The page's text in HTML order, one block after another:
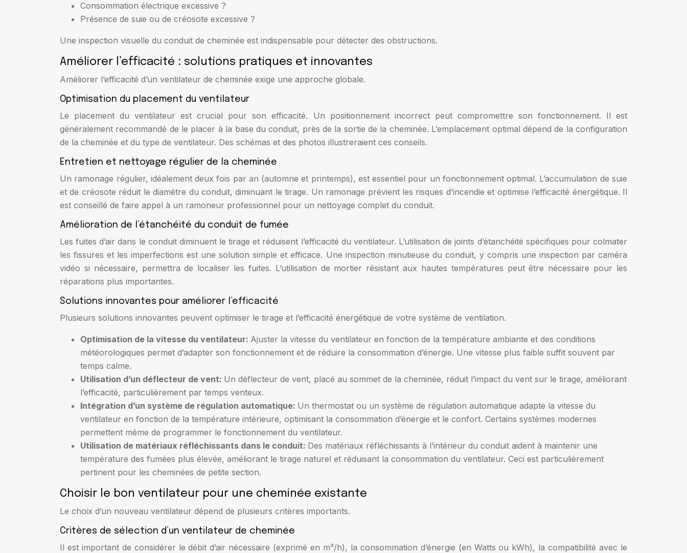
Consommation électrique excessive ?
Présence de suie ou de créosote excessive ?
Une inspection visuelle du conduit de cheminée est indispensable pour détecter des obstructions.
Améliorer l’efficacité : solutions pratiques et innovantes
Améliorer l’efficacité d’un ventilateur de cheminée exige une approche globale.
Optimisation du placement du ventilateur
Le placement du ventilateur est crucial pour son efficacité. Un positionnement incorrect peut compromettre son fonctionnement. Il est
généralement recommandé de le placer à la base du conduit, près de la sortie de la cheminée. L’emplacement optimal dépend de la configuration
de la cheminée et du type de ventilateur. Des schémas et des photos illustreraient ces conseils.
Entretien et nettoyage régulier de la cheminée
Un ramonage régulier, idéalement deux fois par an (automne et printemps), est essentiel pour un fonctionnement optimal. L’accumulation de suie
et de créosote réduit le diamètre du conduit, diminuant le tirage. Un ramonage prévient les risques d’incendie et optimise l’efficacité énergétique. Il
est conseillé de faire appel à un ramoneur professionnel pour un nettoyage complet du conduit.
Amélioration de l’étanchéité du conduit de fumée
Les fuites d’air dans le conduit diminuent le tirage et réduisent l’efficacité du ventilateur. L’utilisation de joints d’étanchéité spécifiques pour colmater
les fissures et les imperfections est une solution simple et efficace. Une inspection minutieuse du conduit, y compris une inspection par caméra
vidéo si nécessaire, permettra de localiser les fuites. L’utilisation de mortier résistant aux hautes températures peut être nécessaire pour les
réparations plus importantes.
Solutions innovantes pour améliorer l’efficacité
Plusieurs solutions innovantes peuvent optimiser le tirage et l’efficacité énergétique de votre système de ventilation.
Optimisation de la vitesse du ventilateur: Ajuster la vitesse du ventilateur en fonction de la température ambiante et des conditions
météorologiques permet d’adapter son fonctionnement et de réduire la consommation d’énergie. Une vitesse plus faible suffit souvent par
temps calme.
Utilisation d’un déflecteur de vent: Un déflecteur de vent, placé au sommet de la cheminée, réduit l’impact du vent sur le tirage, améliorant
l’efficacité, particulièrement par temps venteux.
Intégration d’un système de régulation automatique: Un thermostat ou un système de régulation automatique adapte la vitesse du
ventilateur en fonction de la température intérieure, optimisant la consommation d’énergie et le confort. Certains systèmes modernes
permettent même de programmer le fonctionnement du ventilateur.
Utilisation de matériaux réfléchissants dans le conduit: Des matériaux réfléchissants à l’intérieur du conduit aident à maintenir une
température des fumées plus élevée, améliorant le tirage naturel et réduisant la consommation du ventilateur. Ceci est particulièrement
pertinent pour les cheminées de petite section.
Choisir le bon ventilateur pour une cheminée existante
Le choix d’un nouveau ventilateur dépend de plusieurs critères importants.
Critères de sélection d’un ventilateur de cheminée
Il est important de considérer le débit d’air nécessaire (exprimé en m³/h), la consommation d’énergie (en Watts ou kWh), la compatibilité avec le